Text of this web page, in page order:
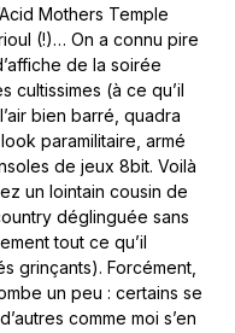
Mothers Temple
(!)… On a connu pire
de la soirée
cultissimes (à ce qu’il
bien barré, quadra
paramilitaire, armé
de jeux 8bit. Voilà
un lointain cousin de
déglinguée sans
tout ce qu’il
grinçants). Forcément,
un peu : certains se
comme moi s’en